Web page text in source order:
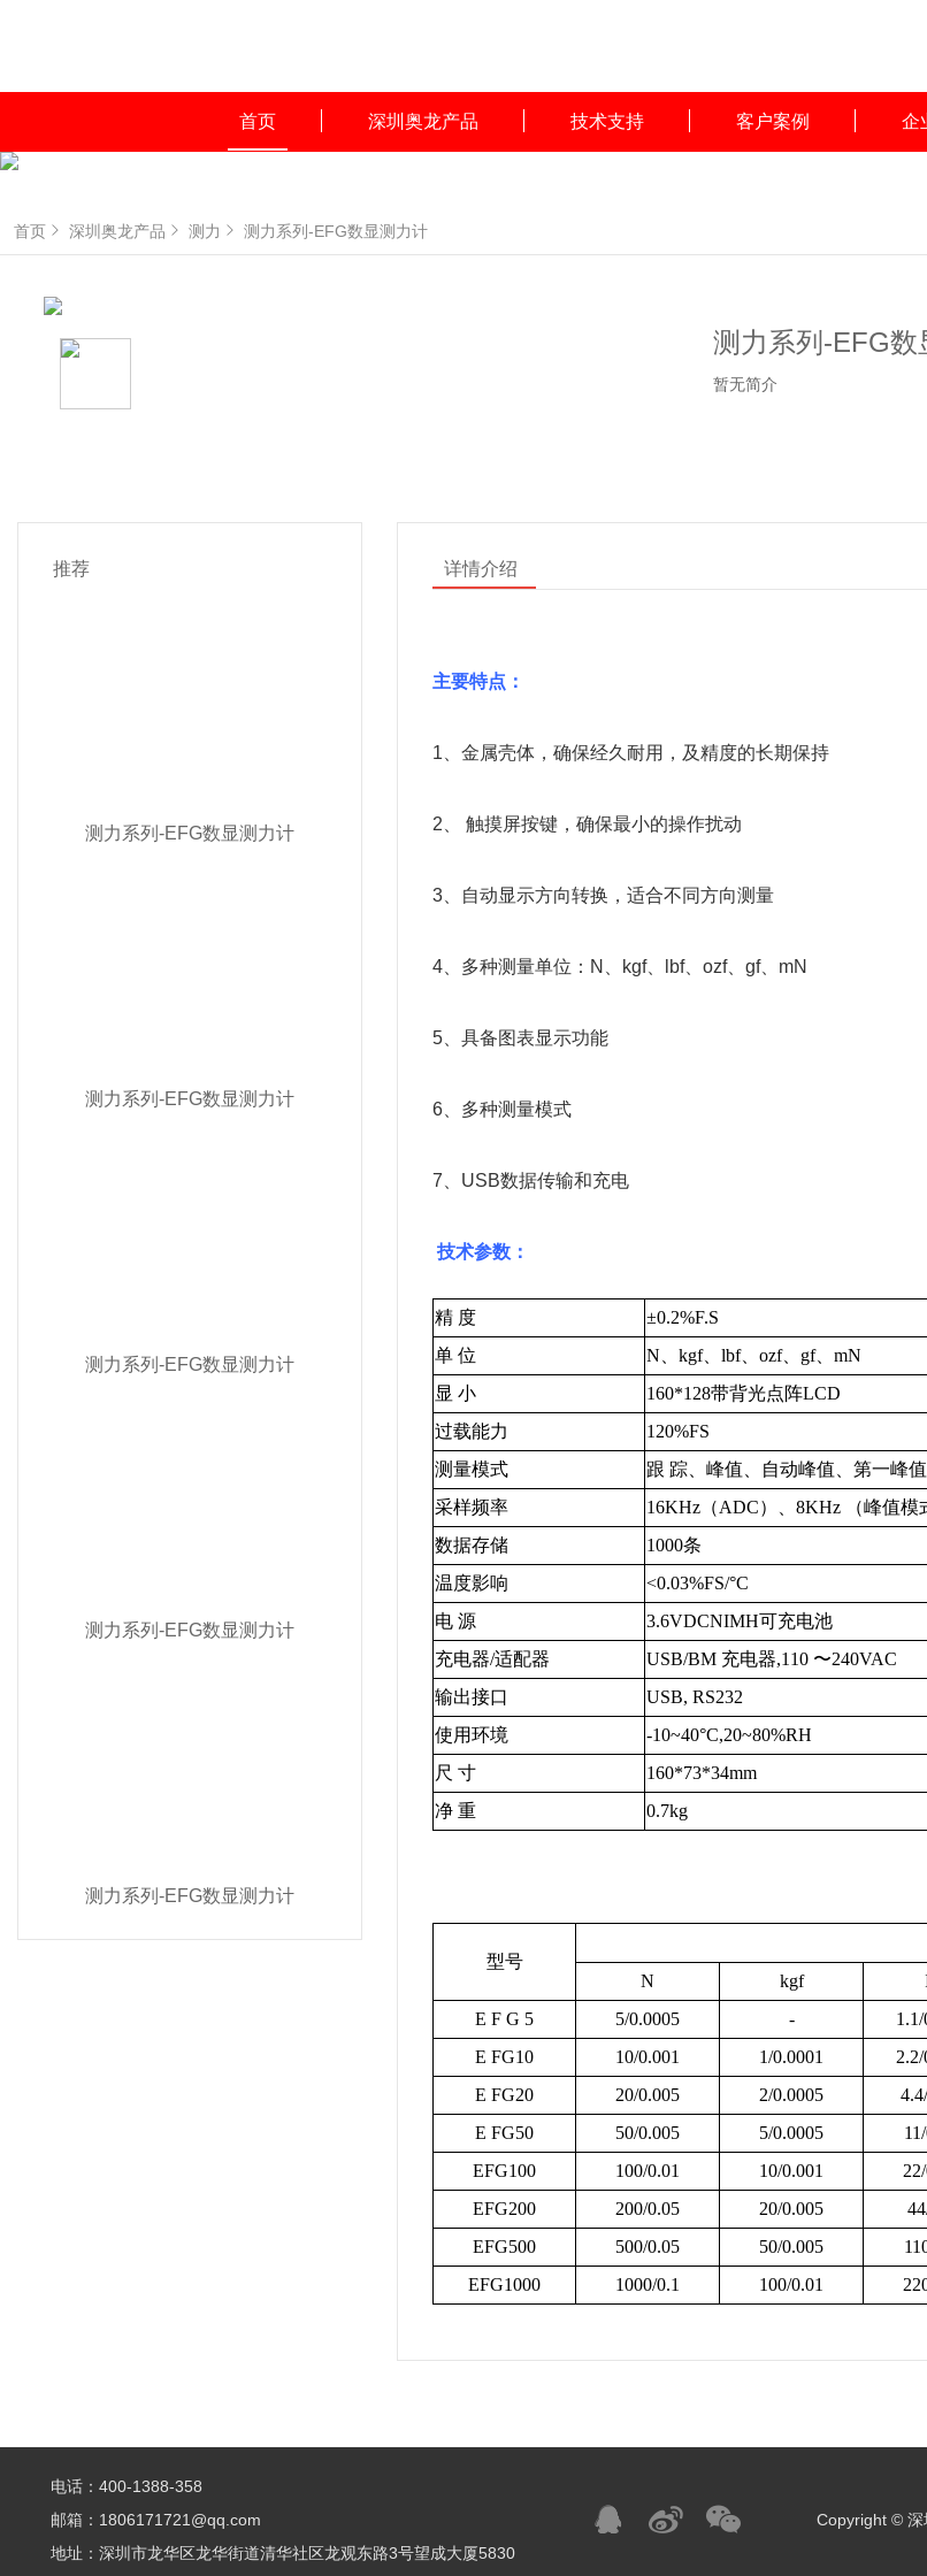
首页 深圳奥龙产品 技术支持 客户案例 企
首页 深圳奥龙产品 测力 测力系列-EFG数显测力计
测力系列-EFG数
暂无简介
推荐
测力系列-EFG数显测力计
测力系列-EFG数显测力计
测力系列-EFG数显测力计
测力系列-EFG数显测力计
测力系列-EFG数显测力计
详情介绍
主要特点：
1、金属壳体，确保经久耐用，及精度的长期保持
2、 触摸屏按键，确保最小的操作扰动
3、自动显示方向转换，适合不同方向测量
4、多种测量单位：N、kgf、lbf、ozf、gf、mN
5、具备图表显示功能
6、多种测量模式
7、USB数据传输和充电
技术参数：
精 度
±0.2%F.S
单 位 N kgf、 lbf、 ozf、 gf、 mN
显 小 160*128带背光点阵LCD
过载能力
120%FS
测量模式
跟 踪、峰值、自动峰值、第一峰值
采样频率
16KHz （ADC）、 8KHz （峰值模
数据存储
1000条
温度影响
<0.03%FS/°C
电 源 3.6VDCNIMH可充电池
充电器/适配器
USB/BM 充电器,110 〜240VAC
输出接口
USB, RS232
使用环境
-10~40°C,20~80%RH
尺 寸
160*73*34mm
净 重 0.7kg
型号
N
kgf
E F G 5
5/0.0005 - 1.1/
E FG10
10/0.001 1/0.0001
E FG20
20/0.005 2/0.0005
E FG50
50/0.005 5/0.0005
EFG100
100/0.01 10/0.001
EFG200
200/0.05 20/0.005
EFG500
500/0.05 50/0.005
EFG1000
1000/0.1 100/0.01
电话：400-1388-358
邮箱：1806171721@qq.com
地址：深圳市龙华区龙华街道清华社区龙观东路3号望成大厦5830
Copyright © 深